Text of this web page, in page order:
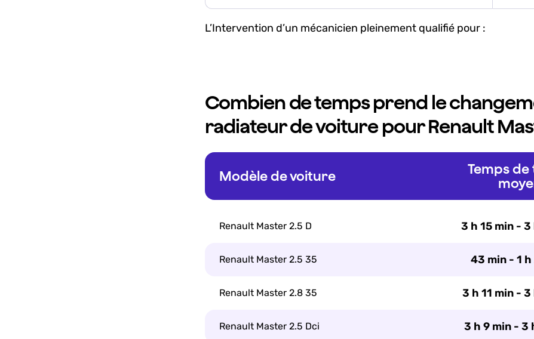
L’Intervention d’un mécanicien pleinement qualifié pour :
Combien de temps prend le
radiateur de voiture pour Renault
Modèle de voiture
Temps de
Renault Master 2.5 D 3 h 15 min -
Renault Master 2.5 35 43 min - 1
Renault Master 2.8 35 3 h 11 min -
Renault Master 2.5 Dci 3 h 9 min - 3